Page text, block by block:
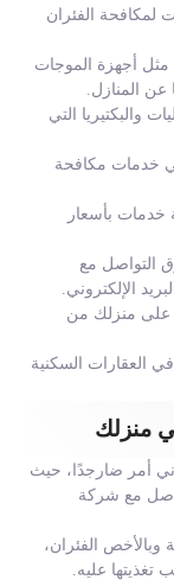
لمكافحة الفئران
مثل أجهزة الموجات
عن المنازل.
والبكتيريا التي
خدمات مكافحة
خدمات بأسعار
التواصل مع
الإلكتروني.
على منزلك من
العقارات السكنية
منزلك
أمر ضارجدًا، حيث
مع شركة
وبالأخص الفئران،
عليه.